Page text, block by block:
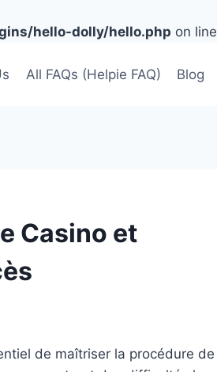
hello-dolly/hello.php on line
All FAQs (Helpie FAQ) Blog
Casino et
de maîtriser la procédure de